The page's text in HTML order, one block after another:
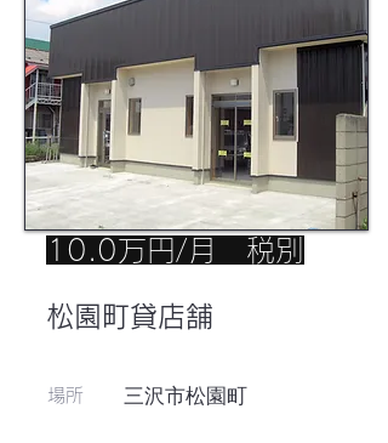
10.0万円/月 税別
松園町貸店舗
場所 三沢市松園町